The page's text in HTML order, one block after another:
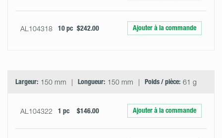
AL104318 10 pc $242.00 Ajouter à la commande
Largeur: 150 mm Longueur: 150 mm Poids / pièce: 61 g
AL104322 1 pc $146.00 Ajouter à la commande